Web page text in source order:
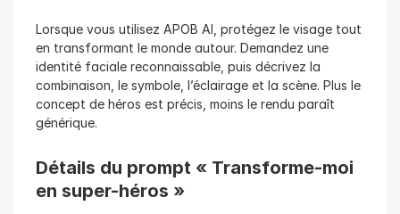
Lorsque vous utilisez APOB AI, protégez le visage tout
en transformant le monde autour. Demandez une
identité faciale reconnaissable, puis décrivez la
combinaison, le symbole, l’éclairage et la scène. Plus le
concept de héros est précis, moins le rendu paraît
générique.
Détails du prompt « Transforme-moi
en super-héros »